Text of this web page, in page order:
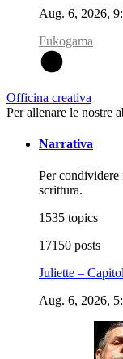
Aug. 6, 2026,
Fukogama
Officina creativa
Per allenare le nostre
Narrativa
Per
scrittura.
1535 topics
17150 posts
Juliette –
Aug. 6, 2026,